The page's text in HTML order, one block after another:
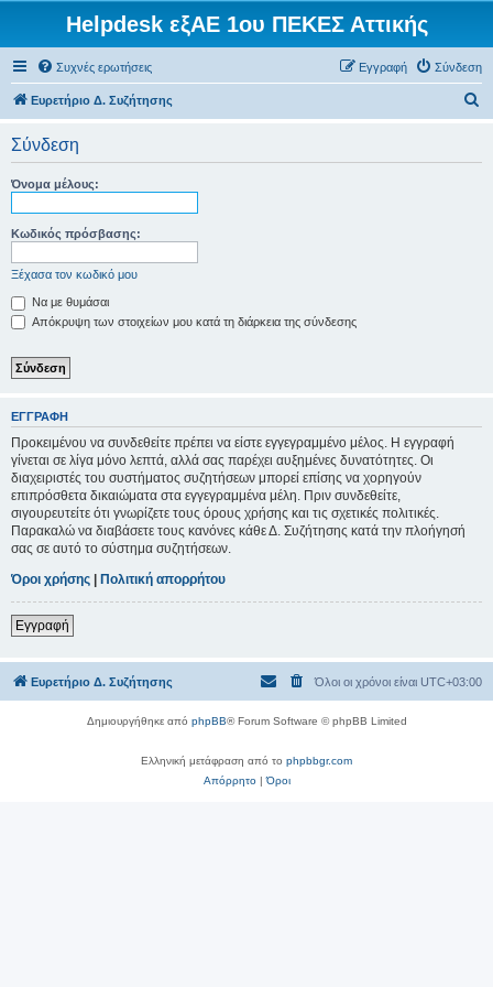
Helpdesk εξΑΕ 1ου ΠΕΚΕΣ Αττικής
Συχνές ερωτήσεις Σύνδεση
Εγγραφή
Ευρετήριο Δ. Συζήτησης
Σύνδεση
Όνομα μέλους:
Κωδικός πρόσβασης:
Ξέχασα τον κωδικό μου
Να με θυμάσαι
Απόκρυψη των στοιχείων μου κατά τη διάρκεια της σύνδεσης
ΕΓΓΡΑΦΉ
Προκειμένου να συνδεθείτε πρέπει να είστε εγγεγραμμένο μέλος. Η εγγραφή
γίνεται σε λίγα μόνο λεπτά, αλλά σας παρέχει αυξημένες δυνατότητες. Οι
διαχειριστές του συστήματος συζητήσεων μπορεί επίσης να χορηγούν
επιπρόσθετα δικαιώματα στα εγγεγραμμένα μέλη. Πριν συνδεθείτε,
σιγουρευτείτε ότι γνωρίζετε τους όρους χρήσης και τις σχετικές πολιτικές.
Παρακαλώ να διαβάσετε τους κανόνες κάθε Δ. Συζήτησης κατά την πλοήγησή
σας σε αυτό το σύστημα συζητήσεων.
Όροι χρήσης | Πολιτική απορρήτου
Εγγραφή
Ευρετήριο Δ. Συζήτησης Όλοι οι χρόνοι είναι UTC+03:00
Δημιουργήθηκε από phpBB® Forum Software © phpBB Limited
Ελληνική μετάφραση από το phpbbgr.com
Απόρρητο|Όροι